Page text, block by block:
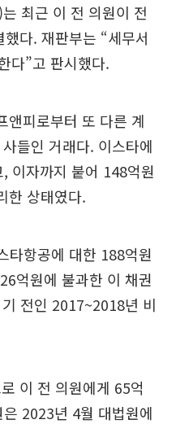
최근 이 전 의원이 전
다. 재판부는 “세무서
다”고 판시했다.
앤피로부터 또 다른 계
들인 거래다. 이스타에
이자까지 붙어 148억원
한 상태였다.
타항공에 대한 188억원
억원에 불과한 이 채권
전인 2017~2018년 비
이 전 의원에게 65억
2023년 4월 대법원에